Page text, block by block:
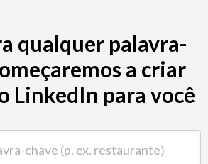
qualquer palavra-
a criar
LinkedIn para você